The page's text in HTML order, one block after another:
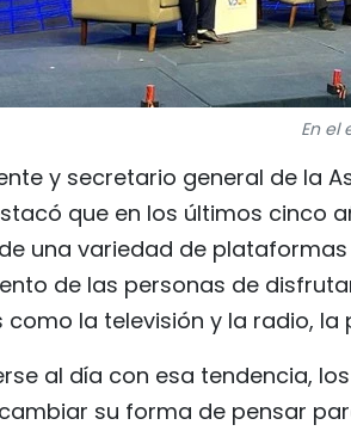
En el
y secretario general de la
que en los últimos cinco
una variedad de
de las personas de
la televisión y la radio, la
al día con esa tendencia,
su forma de pensar